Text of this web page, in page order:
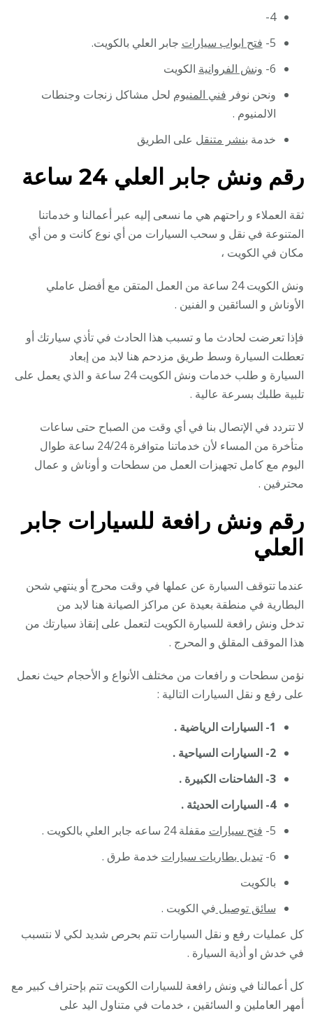
4-
5- فتح ابواب سيارات جابر العلي بالكويت.
6- ونش الفروانية الكويت
ونحن نوفر فني المنيوم لحل مشاكل زنجات وجنطات
الالمنيوم .
خدمة بنشر متنقل على الطريق
رقمونش جابر العلي 24 ساعة
ثقة العملاء و راحتهم هي ما نسعى إليه عبر أعمالنا و خدماتنا
المتنوعة في نقل و سحب السيارات من أي نوع كانت و من أي
مكان في الكويت ،
ونش الكويت 24 ساعة من العمل المتقن مع أفضل عاملي
الأوناش و السائقين و الفنين .
فإذا تعرضت لحادث ما و تسبب هذا الحادث في تأذي سيارتك أو
تعطلت السيارة وسط طريق مزدحم هنا لابد من إبعاد
السيارة و طلب خدمات ونش الكويت 24 ساعة و الذي يعمل على
تلبية طلبك بسرعة عالية .
لا تتردد في الإتصال بنا في أي وقت من الصباح حتى ساعات
متأخرة من المساء لأن خدماتنا متوافرة 24/24 ساعة طوال
اليوم مع كامل تجهيزات العمل من سطحات و أوناش و عمال
محترفين .
رقمونش رافعة للسيارات جابر
العلي
عندما تتوقف السيارة عن عملها في وقت محرج أو ينتهي شحن
البطارية في منطقة بعيدة عن مراكز الصيانة هنا لابد من
تدخل ونش رافعة للسيارة الكويت لتعمل على إنقاذ سيارتك من
هذا الموقف المقلق و المحرج .
نؤمن سطحات و رافعات من مختلف الأنواع و الأحجام حيث نعمل
على رفع و نقل السيارات التالية :
1- السيارات الرياضية .
2- السيارات السياحية .
3- الشاحنات الكبيرة .
4- السيارات الحديثة .
5- فتح سيارات مقفلة 24 ساعه جابر العلي بالكويت .
6- تبديل بطاريات سيارات خدمة طرق .
بالكويت
سائق توصيل في الكويت .
كل عمليات رفع و نقل السيارات تتم بحرص شديد لكي لا نتسبب
في خدش او أذية السيارة .
كل أعمالنا في ونش رافعة للسيارات الكويت تتم بإحتراف كبير مع
أمهر العاملين و السائقين ، خدمات في متناول اليد على